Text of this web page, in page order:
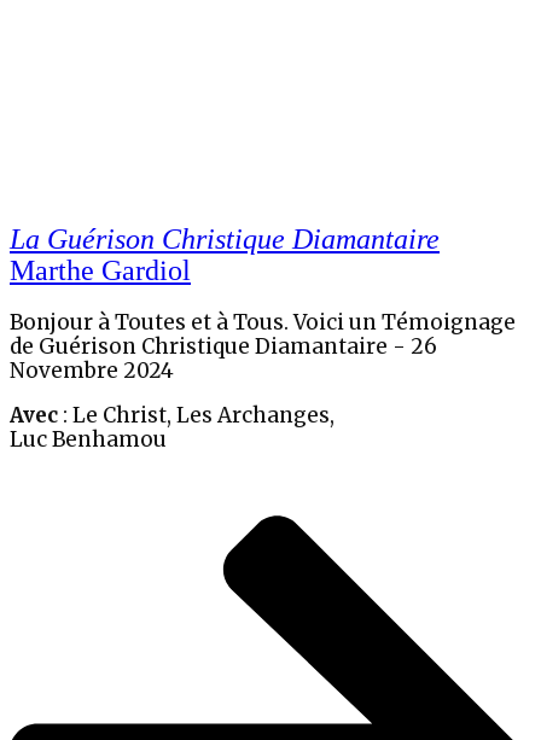
La Guérison Christique Diamantaire
Marthe Gardiol
Bonjour à Toutes et à Tous. Voici un Témoignage
de Guérison Christique Diamantaire - 26
Novembre 2024
Avec : Le Christ, Les Archanges,
Luc Benhamou